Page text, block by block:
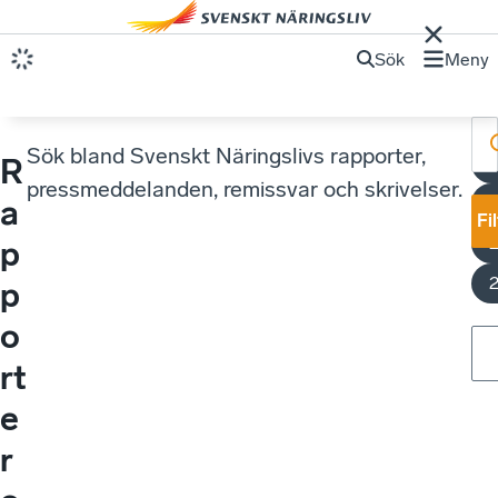
Sök Meny
R
a
p
p
o
rt
e
r
Sök bland Svenskt Näringslivs rapporter,
pressmeddelanden, remissvar och skrivelser.